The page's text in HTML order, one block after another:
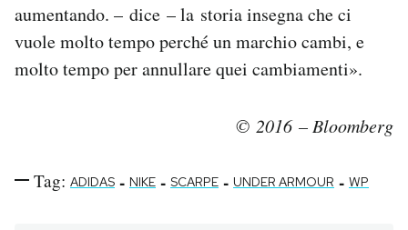
aumentando. – dice – la storia insegna che ci
vuole molto tempo perché un marchio cambi, e
molto tempo per annullare quei cambiamenti».
© 2016 – Bloomberg
Tag: ADIDAS - NIKE - SCARPE - UNDER ARMOUR - WP